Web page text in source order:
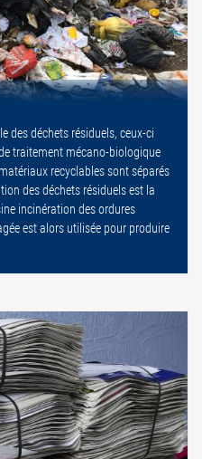
des déchets résiduels, ceux-ci
traitement mécano-biologique
recyclables sont séparés
des déchets résiduels est la
incinération des ordures
est alors utilisée pour produire